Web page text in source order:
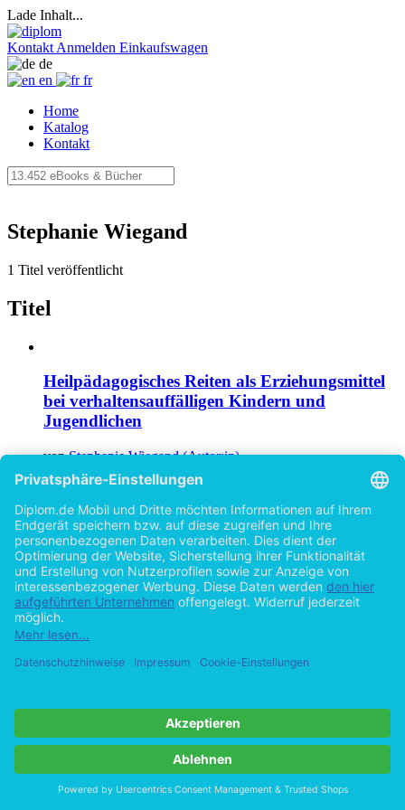
Lade Inhalt...
Kontakt Anmelden Einkaufswagen
de
en
fr
Home
Katalog
Kontakt
Stephanie Wiegand
1 Titel veröffentlicht
Titel
Heilpädagogisches Reiten als Erziehungsmittel
bei verhaltensauffälligen Kindern und
Jugendlichen
vonStephanie Wiegand (Autor:in)
©2007 Examensarbeit
Hilfe/FAQ
Impressum
Datenschutz
AGB
Vertrag widerrufen
Zur Desktop-Version
Copyright ©Imprint in der Bedey & Thoms Media GmbH
byOpen Publishing